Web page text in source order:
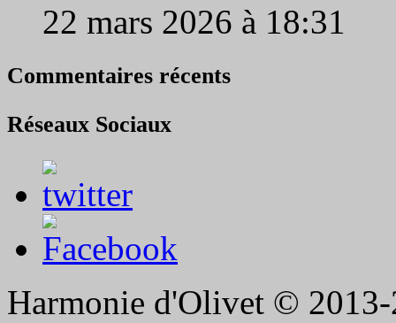
22 mars 2026 à 18:31
Commentaires récents
Réseaux Sociaux
Harmonie d'Olivet © 2013-